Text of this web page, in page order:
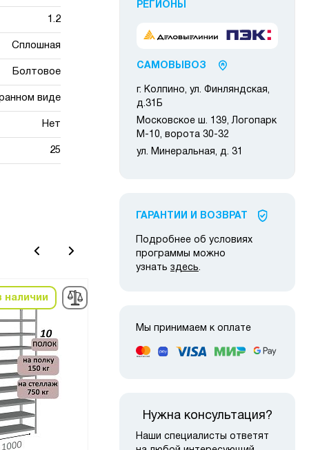
1.2
Сплошная
Болтовое
виде
Нет
25
наличии
РЕГИОНЫ
САМОВЫВОЗ
г. Колпино, ул. Финляндская,
д.31Б
Московское ш. 139, Логопарк
М-10, ворота 30-32
ул. Минеральная, д. 31
ГАРАНТИИ И ВОЗВРАТ
Подробнее об условиях
программы можно
узнать здесь.
Мы принимаем к оплате
Нужна консультация?
Наши специалисты ответят